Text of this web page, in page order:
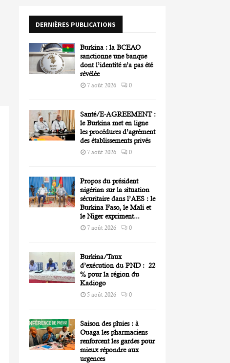
r
H
DERNIÈRES PUBLICATIONS
Burkina : la BCEAO
sanctionne une banque
dont l’identité n’a pas été
révélée
7 août 2026 0
Santé/E-AGREEMENT :
le Burkina met en ligne
les procédures d’agrément
des établissements privés
7 août 2026 0
Propos du président
nigérian sur la situation
sécuritaire dans l’AES : le
Burkina Faso, le Mali et
le Niger expriment...
7 août 2026 0
Burkina/Taux
d’exécution du PND : 22
% pour la région du
Kadiogo
5 août 2026 0
Saison des pluies : à
Ouaga les pharmaciens
renforcent les gardes pour
mieux répondre aux
urgences